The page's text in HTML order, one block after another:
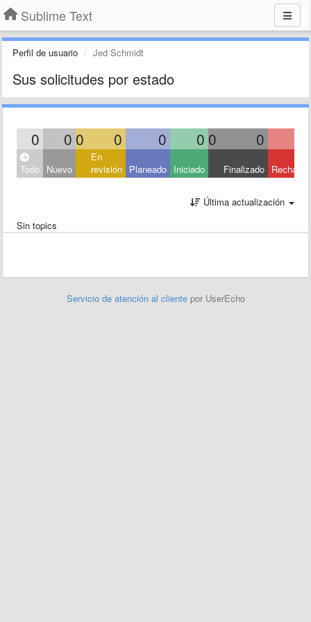
Sublime Text
Perfil de usuario Jed Schmidt
Sus solicitudes por estado
0 0 0 0 0 0 0 0
Todo Nuevo
En
revisión Planeado Iniciado Finalizado
Última actualización
Sin topics
Servicio de atención al cliente por UserEcho